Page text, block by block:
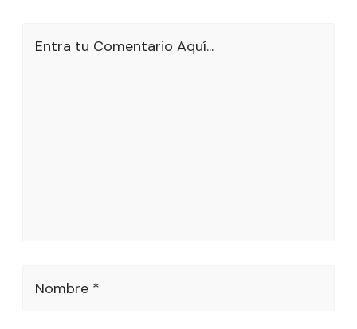
Entra tu Comentario Aquí...
Nombre *